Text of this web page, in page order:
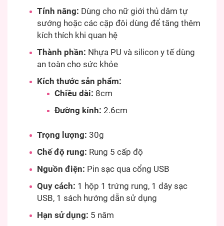
Tính năng: Dùng cho nữ giới thủ dâm tự
sướng hoặc các cặp đôi dùng để tăng thêm
kích thích khi quan hệ
Thành phần: Nhựa PU và silicon y tế dùng
an toàn cho sức khỏe
Kích thước sản phẩm:
Chiều dài: 8cm
Đường kính: 2.6cm
Trọng lượng: 30g
Chế độ rung: Rung 5 cấp độ
Nguồn điện: Pin sạc qua cổng USB
Quy cách: 1 hộp 1 trứng rung, 1 dây sạc
USB, 1 sách hướng dẫn sử dụng
Hạn sử dụng: 5 năm